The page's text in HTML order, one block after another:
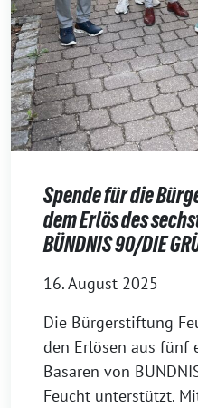
Spende für die
dem Erlös des
BÜNDNIS 90/DIE
16. August 2025
Die Bürgerstiftung
den Erlösen aus fünf
Basaren von
Feucht unterstützt.